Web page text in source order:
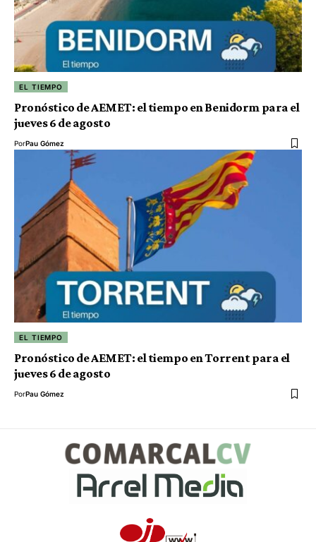
EL TIEMPO
Pronóstico de AEMET: el tiempo en Benidorm para el
jueves 6 de agosto
PorPau Gómez
EL TIEMPO
Pronóstico de AEMET: el tiempo en Torrent para el
jueves 6 de agosto
PorPau Gómez